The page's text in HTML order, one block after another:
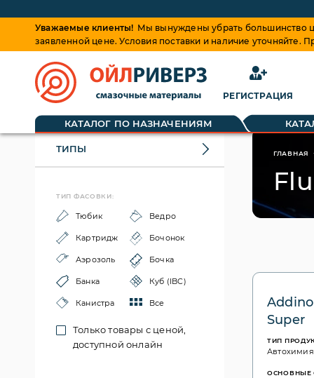
Уважаемые клиенты! Мы вынуждены убрать большинство
заявленной цене. Условия поставки и наличие
РЕГИСТРАЦИЯ
КАТАЛОГ ПО НАЗНАЧЕНИЯМ
ТИПЫ
ТИП ФАСОВКИ:
Тюбик Ведро
Картридж Бочонок
Аэрозоль Бочка
Банка Куб (IBC)
Канистра Все
Только товары с ценой,
доступной онлайн
ГЛАВНАЯ
Super
ТИП
Автохимия
ОСНОВНЫЕ